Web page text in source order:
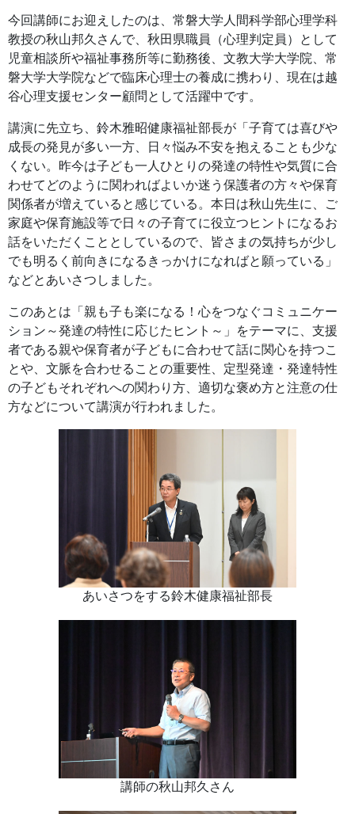
今回講師にお迎えしたのは、常磐大学人間科学部心理学科
教授の秋山邦久さんで、秋田県職員（心理判定員）として
児童相談所や福祉事務所等に勤務後、文教大学大学院、常
磐大学大学院などで臨床心理士の養成に携わり、現在は越
谷心理支援センター顧問として活躍中です。
講演に先立ち、鈴木雅昭健康福祉部長が「子育ては喜びや
成長の発見が多い一方、日々悩み不安を抱えることも少な
くない。昨今は子ども一人ひとりの発達の特性や気質に合
わせてどのように関わればよいか迷う保護者の方々や保育
関係者が増えていると感じている。本日は秋山先生に、ご
家庭や保育施設等で日々の子育てに役立つヒントになるお
話をいただくこととしているので、皆さまの気持ちが少し
でも明るく前向きになるきっかけになればと願っている」
などとあいさつしました。
このあとは「親も子も楽になる！心をつなぐコミュニケー
ション～発達の特性に応じたヒント～」をテーマに、支援
者である親や保育者が子どもに合わせて話に関心を持つこ
とや、文脈を合わせることの重要性、定型発達・発達特性
の子どもそれぞれへの関わり方、適切な褒め方と注意の仕
方などについて講演が行われました。
あいさつをする鈴木健康福祉部長
講師の秋山邦久さん